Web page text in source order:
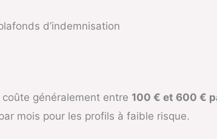
d’indemnisation
généralement entre 100 € et 600 €
mois pour les profils à faible risque.